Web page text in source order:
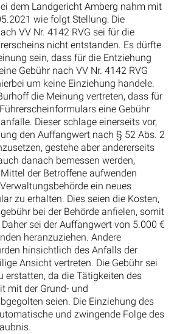
dem Landgericht Amberg nahm mit
wie folgt Stellung: Die
VV Nr. 4142 RVG sei für die
nicht entstanden. Es dürfte
sein, dass für die Entziehung
Gebühr nach VV Nr. 4142 RVG
um keine Einziehung handele.
die Meinung vertreten, dass für
eine Gebühr
Dieser schlage einerseits vor,
den Auffangwert nach § 52 Abs. 2
gestehe aber andererseits
danach bemessen werden,
der Betroffene aufwenden
ein neues
zu erhalten. Dies seien die Kosten,
bei der Behörde anfielen, somit
sei der Auffangwert von 5.000 €
heranzuziehen. Andere
hinsichtlich des Anfalls der
Ansicht vertreten. Die Gebühr sei
erstatten, da die Tätigkeiten des
mit der Grund- und
seien. Die Einziehung des
und zwingende Folge des